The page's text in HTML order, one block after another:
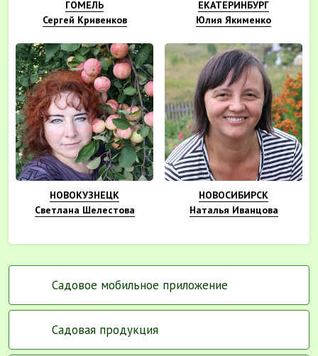
ГОМЕЛЬ
Сергей Кривенков
ЕКАТЕРИНБУРГ
Юлия Якименко
НОВОКУЗНЕЦК
Светлана Шелестова
НОВОСИБИРСК
Наталья Иванцова
Садовое мобильное приложение
Садовая продукция